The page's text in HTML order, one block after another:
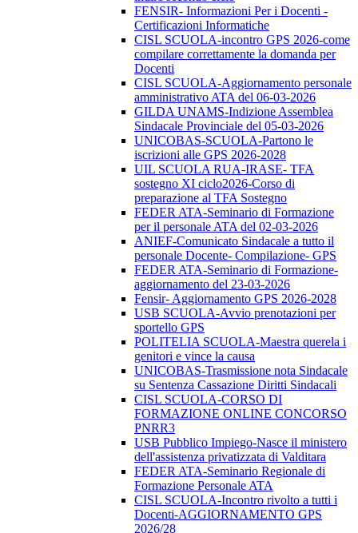
FENSIR- Informazioni Per i Docenti -
Certificazioni Informatiche
CISL SCUOLA-incontro GPS 2026-come
compilare correttamente la domanda per
Docenti
CISL SCUOLA-Aggiornamento personale
amministrativo ATA del 06-03-2026
GILDA UNAMS-Indizione Assemblea
Sindacale Provinciale del 05-03-2026
UNICOBAS-SCUOLA-Partono le
iscrizioni alle GPS 2026-2028
UIL SCUOLA RUA-IRASE- TFA
sostegno XI ciclo2026-Corso di
preparazione al TFA Sostegno
FEDER ATA-Seminario di Formazione
per il personale ATA del 02-03-2026
ANIEF-Comunicato Sindacale a tutto il
personale Docente- Compilazione- GPS
FEDER ATA-Seminario di Formazione-
aggiornamento del 23-03-2026
Fensir- Aggiornamento GPS 2026-2028
USB SCUOLA-Avvio prenotazioni per
sportello GPS
POLITELIA SCUOLA-Maestra querela i
genitori e vince la causa
UNICOBAS-Trasmissione nota Sindacale
su Sentenza Cassazione Diritti Sindacali
CISL SCUOLA-CORSO DI
FORMAZIONE ONLINE CONCORSO
PNRR3
USB Pubblico Impiego-Nasce il ministero
dell'assistenza privatizzata di Valditara
FEDER ATA-Seminario Regionale di
Formazione Personale ATA
CISL SCUOLA-Incontro rivolto a tutti i
Docenti-AGGIORNAMENTO GPS
2026/28